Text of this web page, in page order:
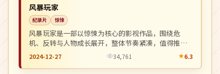
美国
风暴玩家
纪录片 惊悚
风暴玩家是一部以惊悚为核心的影视作品，围绕危
机、反转与人物成长展开，整体节奏紧凑，值得推荐
观看。
2024-12-27 34,761 6.3